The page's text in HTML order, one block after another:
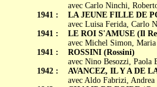
1941 :
1941 :
1941 :
1942 :
avec Carlo Ninchi,
LA JEUNE FILLE DE
avec Luisa Ferida, Carlo
LE ROI S'AMUSE (Il
avec Michel Simon,
ROSSINI (Rossini)
avec Nino Besozzi, Paola
AVANCEZ, IL Y A DE
avec Aldo Fabrizi,